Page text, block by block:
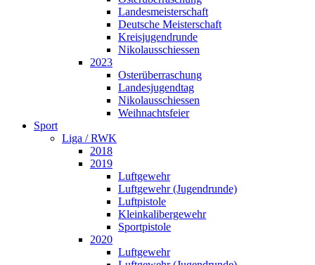
Landesmeisterschaft
Deutsche Meisterschaft
Kreisjugendrunde
Nikolausschiessen
2023
Osterüberraschung
Landesjugendtag
Nikolausschiessen
Weihnachtsfeier
Sport
Liga / RWK
2018
2019
Luftgewehr
Luftgewehr (Jugendrunde)
Luftpistole
Kleinkalibergewehr
Sportpistole
2020
Luftgewehr